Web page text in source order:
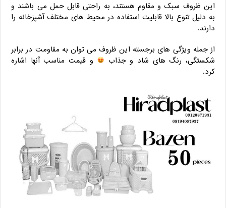
این ظروف سبک و مقاوم هستند، به راحتی قابل حمل می باشند و
به دلیل تنوع بالا قابلیت استفاده در محیط های مختلف آشپزخانه را
دارند.
از جمله ویژگی های برجسته این ظروف می توان به مقاومت در برابر
شکستگی، رنگ های شاد و جذاب
و قیمت مناسب آنها اشاره
کرد.